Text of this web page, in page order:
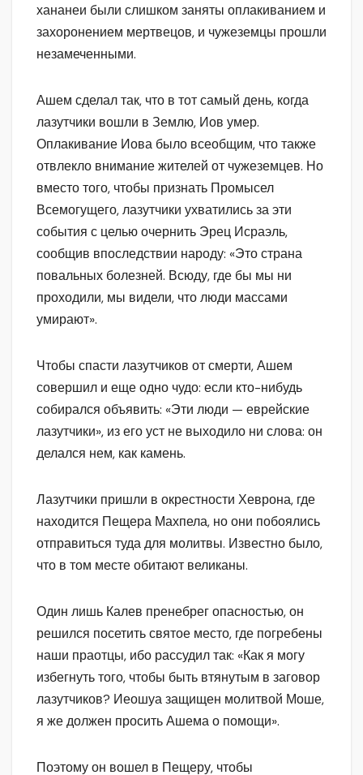
хананеи были слишком заняты оплакиванием и
захоронением мертвецов, и чужеземцы прошли
незамеченными.
Ашем сделал так, что в тот самый день, когда
лазутчики вошли в Землю, Иов умер.
Оплакивание Иова было всеобщим, что также
отвлекло внимание жителей от чужеземцев. Но
вместо того, чтобы признать Промысел
Всемогущего, лазутчики ухватились за эти
события с целью очернить Эрец Исраэль,
сообщив впоследствии народу: «Это страна
повальных болезней. Всюду, где бы мы ни
проходили, мы видели, что люди массами
умирают».
Чтобы спасти лазутчиков от смерти, Ашем
совершил и еще одно чудо: если кто-нибудь
собирался объявить: «Эти люди — еврейские
лазутчики», из его уст не выходило ни слова: он
делался нем, как камень.
Лазутчики пришли в окрестности Хеврона, где
находится Пещера Махпела, но они побоялись
отправиться туда для молитвы. Известно было,
что в том месте обитают великаны.
Один лишь Калев пренебрег опасностью, он
решился посетить святое место, где погребены
наши праотцы, ибо рассудил так: «Как я могу
избегнуть того, чтобы быть втянутым в заговор
лазутчиков? Иеошуа защищен молитвой Моше,
я же должен просить Ашема о помощи».
Поэтому он вошел в Пещеру, чтобы